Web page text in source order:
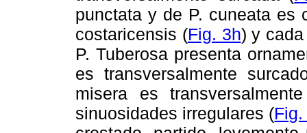
punctata y de P. cuneata es
costaricensis (Fig. 3h) y
P. Tuberosa presenta
es transversalmente
misera es
sinuosidades irregulares (